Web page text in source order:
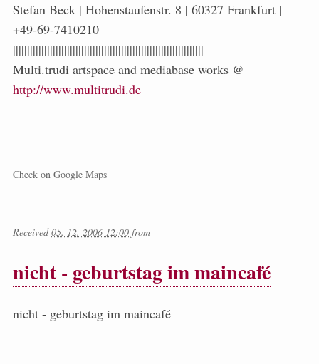
Stefan Beck | Hohenstaufenstr. 8 | 60327 Frankfurt |
+49-69-7410210
|||||||||||||||||||||||||||||||||||||||||||||||||||||||||||||||||||
Multi.trudi artspace and mediabase works @
http://www.multitrudi.de
Check on Google Maps
Received05. 12. 2006 12:00 from
nicht - geburtstag im maincafé
nicht - geburtstag im maincafé